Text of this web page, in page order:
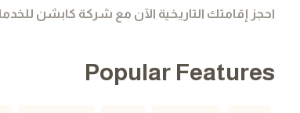
احجز إقامتك التاريخية الآن مع شركة كابشن
Popular Features